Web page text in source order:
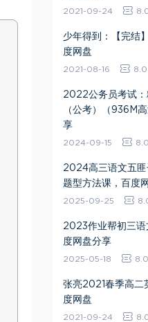
2021-09-24
少年得到：【完结
度网盘
2021-08-16 8.0
2022公务员考试
（公考）（936M
享
2024-09-15 8.0
2024高三语文五匪
题型方法课，百度
2025-09-25
2023作业帮初三语
度网盘分享
2025-05-18 8.0
张亮2021春季高二
度网盘
2021-09-24